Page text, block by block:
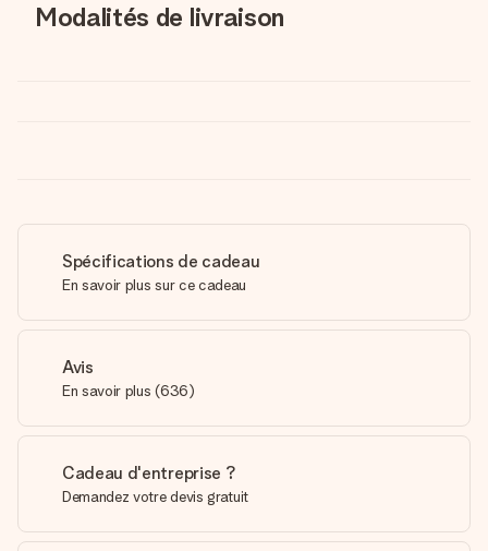
Modalités de livraison
Spécifications de cadeau
En savoir plus sur ce cadeau
Avis
En savoir plus (636)
Cadeau d'entreprise ?
Demandez votre devis gratuit